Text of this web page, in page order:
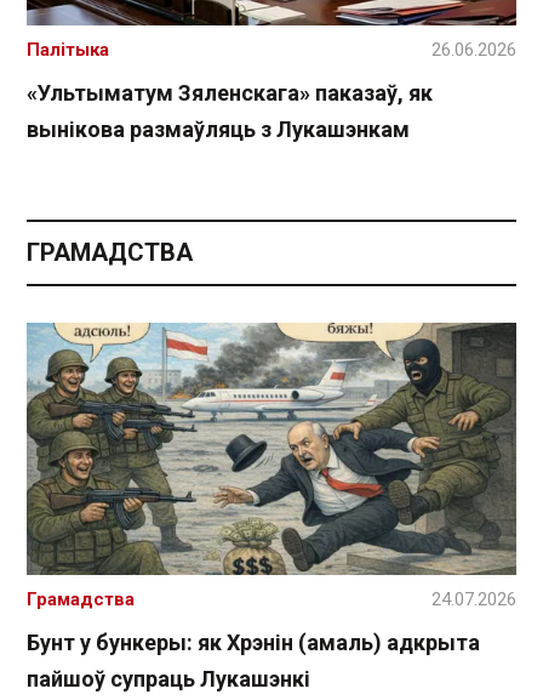
«Ультыматум Зяленскага» паказаў, як
вынікова размаўляць з Лукашэнкам
Палітыка 26.06.2026
ГРАМАДСТВА
Бунт у бункеры: як Хрэнін (амаль) адкрыта
пайшоў супраць Лукашэнкі
Грамадства 24.07.2026